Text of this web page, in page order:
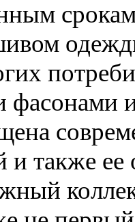
фасонами
и также